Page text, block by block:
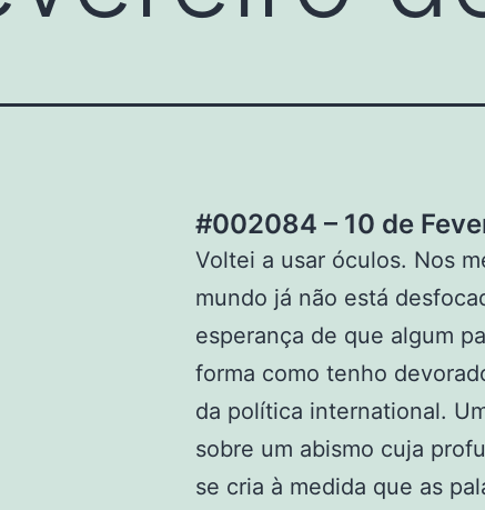
#002084 – 10 de
Voltei a usar óculos. Nos
mundo já não está
esperança de que algum
forma como tenho
da política international.
sobre um abismo cuja
se cria à medida que as